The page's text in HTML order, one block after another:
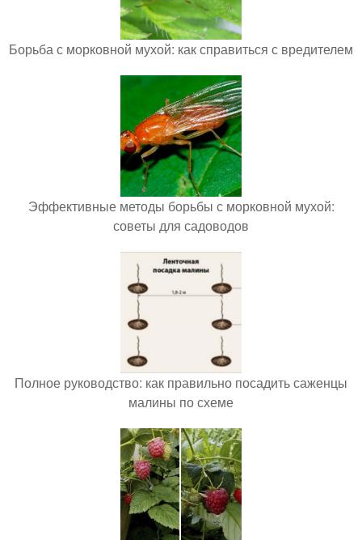
Борьба с морковной мухой: как справиться с вредителем
Эффективные методы борьбы с морковной мухой:
советы для садоводов
Полное руководство: как правильно посадить саженцы
малины по схеме